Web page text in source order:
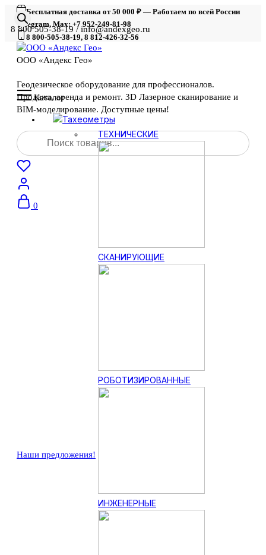
Бесплатная доставка от 50 000 ₽ — Работаем по всей России
Telegram, Max: +7 952-249-81-98
8 800-505-38-19, 8 812-426-32-56
8 800 505-38-19 / info@andexgeo.ru
ООО «Андекс Гео»
Геодезическое оборудование для профессионалов.
Продажа, аренда и ремонт. 3D Лазерное сканирование и
BIM-моделирование. Доступные цены!
Поиск
товаров
0
Наши предложения!
Каталог
Тахеометры
ТЕХНИЧЕСКИЕ
СКАНИРУЮЩИЕ
РОБОТИЗИРОВАННЫЕ
ИНЖЕНЕРНЫЕ